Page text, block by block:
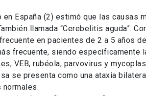
España (2) estimó que las causas
llamada “Cerebelitis aguda”.
en pacientes de 2 a 5 años
frecuente, siendo específicamente
VEB, rubéola, parvovirus y
se presenta como una ataxia